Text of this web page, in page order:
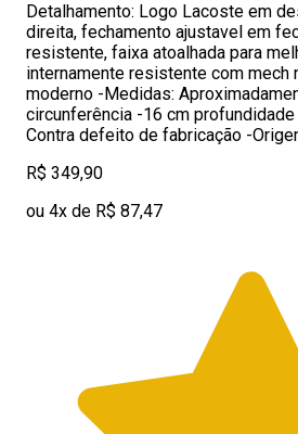
Detalhamento: Logo Lacoste em
direita, fechamento ajustavel em
resistente, faixa atoalhada para
internamente resistente com mech
moderno -Medidas:
circunferência -16 cm
Contra defeito de fabricação -
R$ 349,90
ou 4x de R$ 87,47